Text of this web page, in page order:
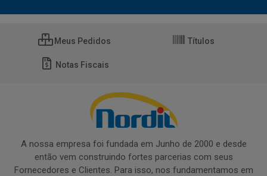
Meus Pedidos Títulos
Notas Fiscais
A nossa empresa foi fundada em Junho de 2000 e desde
então vem construindo fortes parcerias com seus
Fornecedores e Clientes. Para isso, nos fundamentamos em